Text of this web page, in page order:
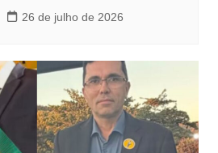
26 de julho de 2026